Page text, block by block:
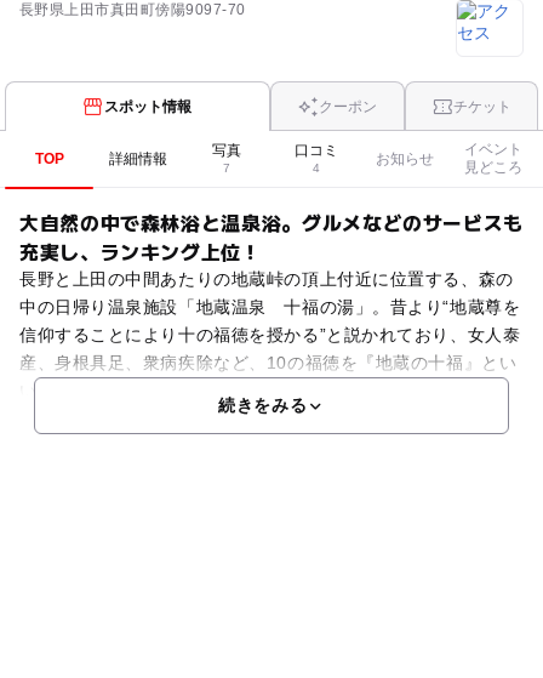
長野県上田市真田町傍陽9097-70
スポット情報 クーポン チケット
TOP 詳細情報 写真
7
口コミ
4
お知らせ
イベント
見どころ
大自然の中で森林浴と温泉浴。グルメなどのサービスも
充実し、ランキング上位！
長野と上田の中間あたりの地蔵峠の頂上付近に位置する、森の
中の日帰り温泉施設「地蔵温泉 十福の湯」。昔より“地蔵尊を
信仰することにより十の福徳を授かる”と説かれており、女人泰
産、身根具足、衆病疾除など、10の福徳を『地蔵の十福』とい
続きをみる